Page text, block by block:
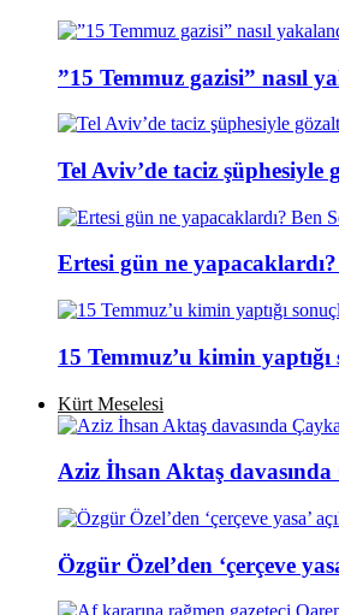
”15 Temmuz gazisi” nasıl
Tel Aviv’de taciz şüphesiyle
Ertesi gün ne
15 Temmuz’u kimin
Kürt Meselesi
Aziz İhsan Aktaş
Özgür Özel’den ‘çerçeve